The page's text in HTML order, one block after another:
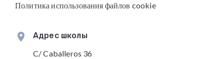
Политика использования файлов cookie
Адрес школы
C/ Caballeros 36